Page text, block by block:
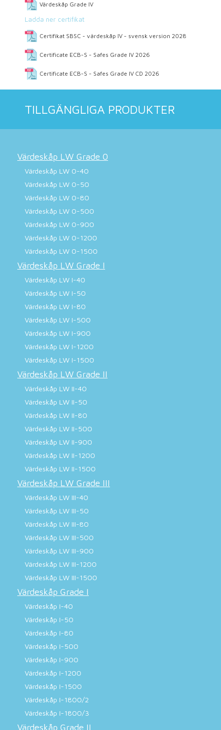
Värdeskåp Grade IV
Ladda ner certifikat
Certifikat SBSC - värdeskåp IV - svensk version 2028
Certificate ECB-S - Safes Grade IV 2026
Certificate ECB-S - Safes Grade IV CD 2026
TILLGÄNGLIGA PRODUKTER
Värdeskåp LW Grade 0
Värdeskåp LW 0-40
Värdeskåp LW 0-50
Värdeskåp LW 0-80
Värdeskåp LW 0-500
Värdeskåp LW 0-900
Värdeskåp LW 0-1200
Värdeskåp LW 0-1500
Värdeskåp LW Grade I
Värdeskåp LW I-40
Värdeskåp LW I-50
Värdeskåp LW I-80
Värdeskåp LW I-500
Värdeskåp LW I-900
Värdeskåp LW I-1200
Värdeskåp LW I-1500
Värdeskåp LW Grade II
Värdeskåp LW II-40
Värdeskåp LW II-50
Värdeskåp LW II-80
Värdeskåp LW II-500
Värdeskåp LW II-900
Värdeskåp LW II-1200
Värdeskåp LW II-1500
Värdeskåp LW Grade III
Värdeskåp LW III-40
Värdeskåp LW III-50
Värdeskåp LW III-80
Värdeskåp LW III-500
Värdeskåp LW III-900
Värdeskåp LW III-1200
Värdeskåp LW III-1500
Värdeskåp Grade I
Värdeskåp I-40
Värdeskåp I-50
Värdeskåp I-80
Värdeskåp I-500
Värdeskåp I-900
Värdeskåp I-1200
Värdeskåp I-1500
Värdeskåp I-1800/2
Värdeskåp I-1800/3
Värdeskåp Grade II